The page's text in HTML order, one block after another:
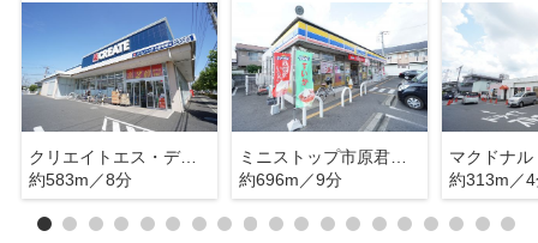
クリエイトエス・ディー市原君塚店
約583m／8分
ミニストップ市原君塚店
約696m／9分
約313m／